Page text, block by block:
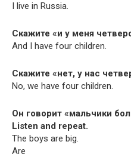
I live in Russia.
Скажите «и у меня
And I have four children.
Скажите «нет, у нас
No, we have four children.
Он говорит «мальчики
Lis­ten and repeat.
The boys are big.
Are